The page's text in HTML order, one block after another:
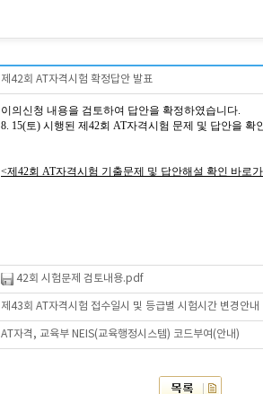
제42회 AT자격시험 확정답안 발표
이의신청 내용을 검토하여 답안을 확정하였습니다.
8. 15(토) 시행된 제42회 AT자격시험 문제 및 답안을 확
<제42회 AT자격시험 기출문제 및 답안해설 확인 바로
42회 시험문제 검토내용.pdf
제43회 AT자격시험 접수일시 및 등급별 시험시간 변경안내
AT자격, 교육부 NEIS(교육행정시스템) 코드부여(안내)